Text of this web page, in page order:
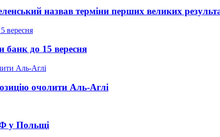
назвав терміни перших великих
банк до 15 вересня
очолити Аль-Аглі
у Польщі